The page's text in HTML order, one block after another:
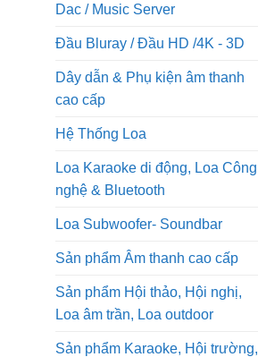
Dac / Music Server
Đầu Bluray / Đầu HD /4K - 3D
Dây dẫn & Phụ kiện âm thanh
cao cấp
Hệ Thống Loa
Loa Karaoke di động, Loa Công
nghệ & Bluetooth
Loa Subwoofer- Soundbar
Sản phẩm Âm thanh cao cấp
Sản phẩm Hội thảo, Hội nghị,
Loa âm trần, Loa outdoor
Sản phẩm Karaoke, Hội trường,